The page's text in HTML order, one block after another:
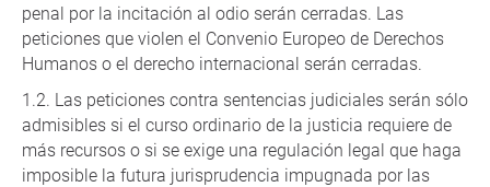
penal por la incitación al odio serán cerradas. Las
peticiones que violen el Convenio Europeo de Derechos
Humanos o el derecho internacional serán cerradas.
Las peticiones contra sentencias judiciales serán sólo
admisibles si el curso ordinario de la justicia requiere de
más recursos o si se exige una regulación legal que haga
imposible la futura jurisprudencia impugnada por las